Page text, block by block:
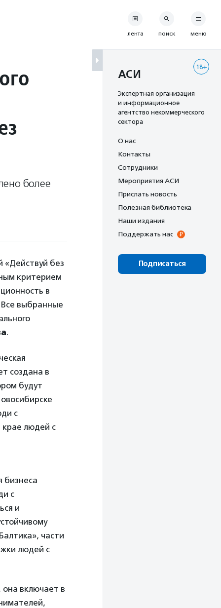
более
«Действуй без
критерием
в
выбранные
.
создана в
будут
с
крае людей с
бизнеса
с
и
части
людей с
она включает в
лента поиск меню
18+
АСИ
Экспертная организация
и информационное
агентство некоммерческого
сектора
О нас
Контакты
Сотрудники
Мероприятия АСИ
Прислать новость
Полезная библиотека
Наши издания
Поддержать нас
Подписаться